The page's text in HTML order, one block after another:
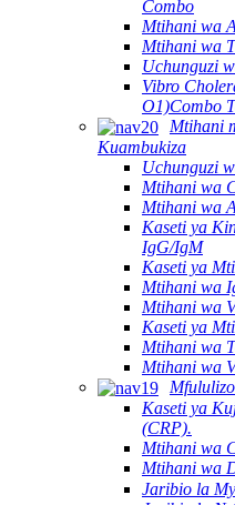
Combo
Mtihani wa
Mtihani wa
Uchunguzi
Vibro
O1)Combo
Mtihani
Kuambukiza
Uchunguzi
Mtihani wa
Mtihani wa
Kaseti ya
IgG/IgM
Kaseti ya
Mtihani wa
Mtihani wa
Kaseti ya
Mtihani wa
Mtihani wa
Kaseti ya
(CRP).
Mtihani wa
Mtihani wa
Jaribio la